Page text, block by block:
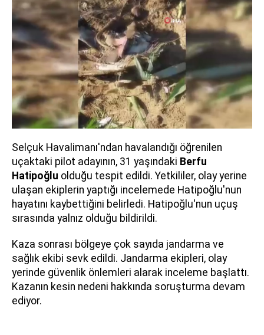
Selçuk Havalimanı'ndan havalandığı öğrenilen
uçaktaki pilot adayının, 31 yaşındaki Berfu
Hatipoğlu olduğu tespit edildi. Yetkililer, olay yerine
ulaşan ekiplerin yaptığı incelemede Hatipoğlu'nun
hayatını kaybettiğini belirledi. Hatipoğlu'nun uçuş
sırasında yalnız olduğu bildirildi.
Kaza sonrası bölgeye çok sayıda jandarma ve
sağlık ekibi sevk edildi. Jandarma ekipleri, olay
yerinde güvenlik önlemleri alarak inceleme başlattı.
Kazanın kesin nedeni hakkında soruşturma devam
ediyor.